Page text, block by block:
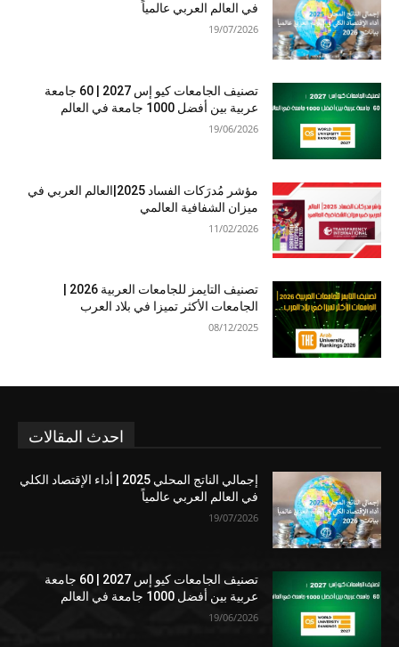
في العالم العربي عالمياً
19/07/2026
تصنيف الجامعات كيو إس 2027 | 60 جامعة
عربية بين أفضل 1000 جامعة في العالم
19/06/2026
مؤشر مُدرَكات الفساد 2025|العالم العربي في
ميزان الشفافية العالمي
11/02/2026
الجامعات الأكثر تميزا في بلاد العرب
08/12/2025
احدث المقالات
إجمالي الناتج المحلي 2025 | أداء الإقتصاد الكلي
في العالم العربي عالمياً
19/07/2026
تصنيف الجامعات كيو إس 2027 | 60 جامعة
عربية بين أفضل 1000 جامعة في العالم
19/06/2026